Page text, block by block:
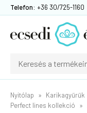
Telefon: +36 30/725-1160
Nyitólap Karikagyűrűk
Perfect lines kollekció